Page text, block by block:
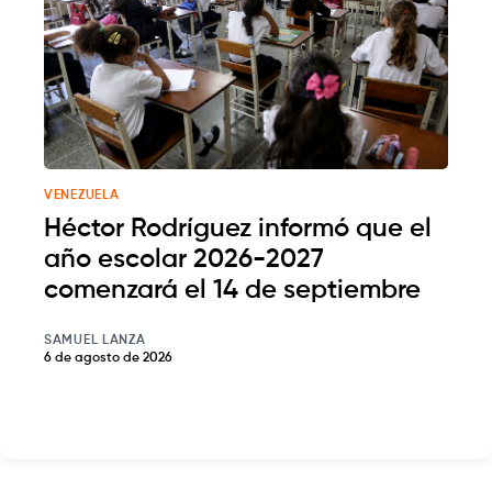
VENEZUELA
Héctor Rodríguez informó que el
año escolar 2026-2027
comenzará el 14 de septiembre
SAMUEL LANZA
6 de agosto de 2026